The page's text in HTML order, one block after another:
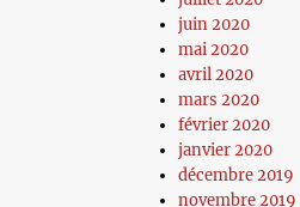
juin 2020
mai 2020
avril 2020
mars 2020
février 2020
janvier 2020
décembre 2019
novembre 2019